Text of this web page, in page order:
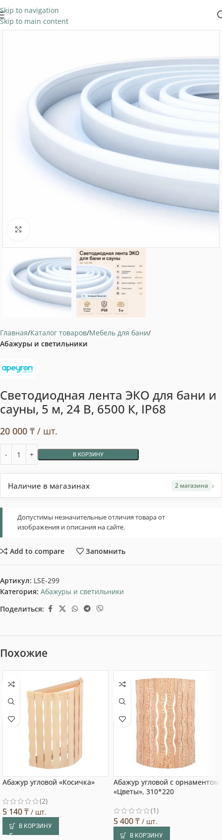
Skip to navigation
Skip to main content
Главная Каталог товаров Мебель для бани
Абажуры и светильники
Светодиодная лента ЭКО для бани и
сауны, 5 м, 24 В, 6500 К, IP68
20 000 ₸ / шт.
В КОРЗИНУ
Наличие в магазинах 2 магазина ›
Допустимы незначительные отличия товара от
изображения и описания на сайте.
Add to compare Запомнить
Артикул: LSE-299
Категория: Абажуры и светильники
Поделиться:
Похожие
Абажур угловой «Косичка»
(2)
5 140₸ / шт.
В КОРЗИНУ
Абажур угловой с орнаментом
«Цветы», 310*220
(1)
5 400₸ / шт.
В КОРЗИНУ